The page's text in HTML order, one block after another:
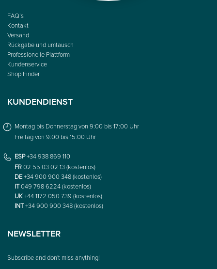
FAQ’s
Kontakt
Versand
Rückgabe und umtausch
Professionelle Plattform
Kundenservice
Shop Finder
KUNDENDIENST
Montag bis Donnerstag von 9:00 bis 17:00 Uhr
Freitag von 9:00 bis 15:00 Uhr
ESP+34 938 869 110
FR02 55 03 02 13 (kostenlos)
DE+34 900 900 348 (kostenlos)
IT049 798 6224 (kostenlos)
UK+44 1172 050 739 (kostenlos)
INT+34 900 900 348 (kostenlos)
NEWSLETTER